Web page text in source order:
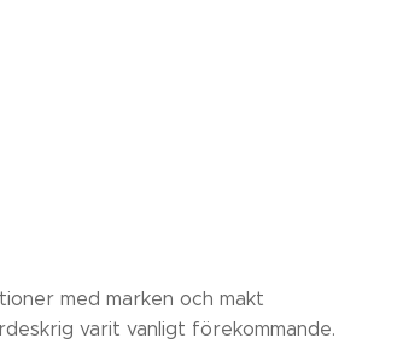
med marken och makt
varit vanligt förekommande.